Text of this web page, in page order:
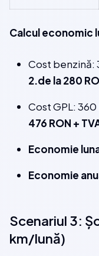
Calcul economic
Cost benzină:
2.de la 280
Cost GPL: 360
476 RON +
Economie
Economie
Scenariul 3:
km/lună)